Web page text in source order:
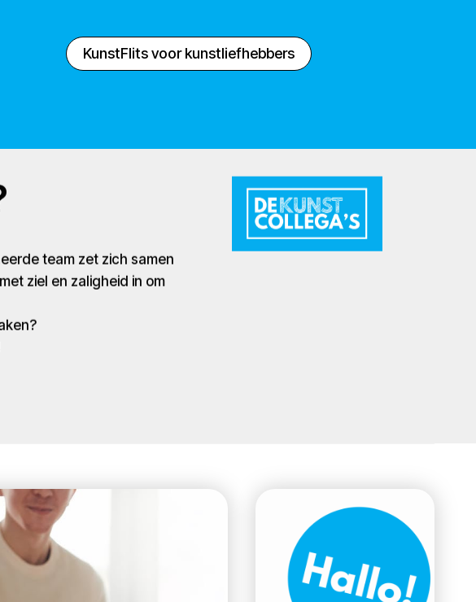
KunstFlits voor kunstliefhebbers
team zet zich samen
ziel en zaligheid in om